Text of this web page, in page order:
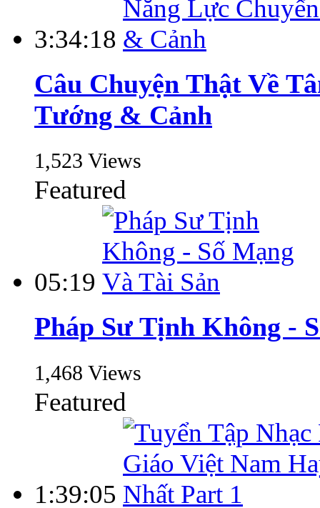
3:34:18
Câu Chuyện Thật Về
Tướng & Cảnh
1,523 Views
Featured
05:19
Pháp Sư Tịnh Không -
1,468 Views
Featured
1:39:05